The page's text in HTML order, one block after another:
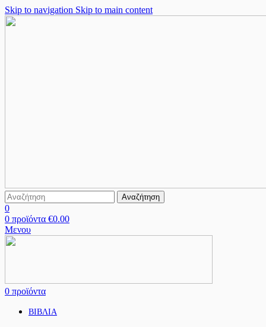
Skip to navigation Skip to main content
Αναζήτηση
0
0 προϊόντα €0.00
Μενου
0 προϊόντα
ΒΙΒΛΙΑ